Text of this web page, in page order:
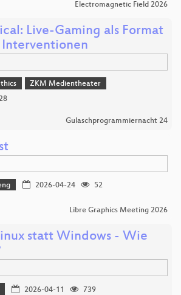
Electromagnetic Field 2026
Live-Gaming als Format
ZKM Medientheater
Gulaschprogrammiernacht 24
2026-04-24
52
Libre Graphics Meeting 2026
statt Windows - Wie
2026-04-11
739